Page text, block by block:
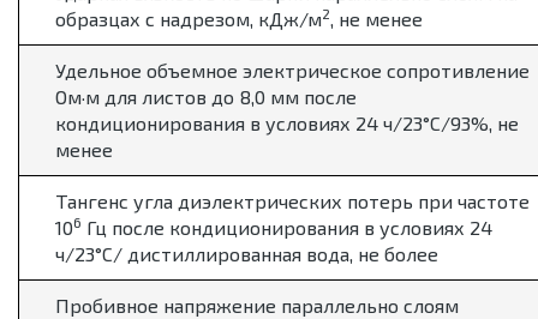
образцах с надрезом, кДж/м2, не менее
Удельное объемное электрическое сопротивление
Ом·м для листов до 8,0 мм после
кондиционирования в условиях 24 ч/23°С/93%, не
менее
Тангенс угла диэлектрических потерь при частоте
106 Гц после кондиционирования в условиях 24
ч/23°С/ дистиллированная вода, не более
Пробивное напряжение параллельно слоям